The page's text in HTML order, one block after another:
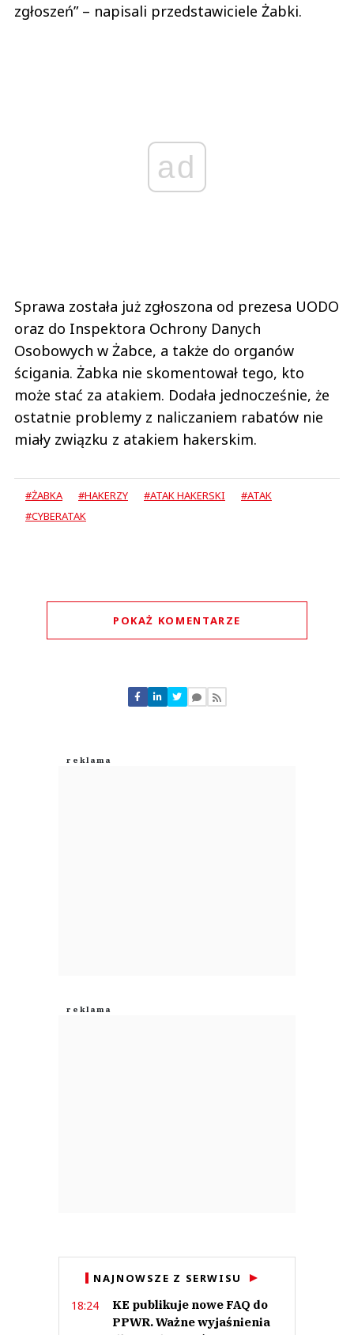
zgłoszeń” – napisali przedstawiciele Żabki.
ad
Sprawa została już zgłoszona od prezesa UODO
oraz do Inspektora Ochrony Danych
Osobowych w Żabce, a także do organów
ścigania. Żabka nie skomentował tego, kto
może stać za atakiem. Dodała jednocześnie, że
ostatnie problemy z naliczaniem rabatów nie
miały związku z atakiem hakerskim.
#ŻABKA #HAKERZY #ATAK HAKERSKI
#ATAK
#CYBERATAK
POKAŻ KOMENTARZE
Nie znaleziono komentarzy
Zostaw swoje komentarze
NAJNOWSZE Z SERWISU
18:24
KE publikuje nowe FAQ do
PPWR. Ważne wyjaśnienia